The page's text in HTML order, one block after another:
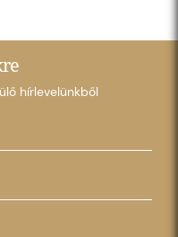
hírlevelünkből